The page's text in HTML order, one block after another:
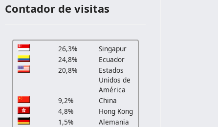
Contador de visitas
26,3%
Singapur
24,8%
Ecuador
20,8%
Estados
Unidos de
América
9,2%
China
4,8%
Hong Kong
1,5%
Alemania